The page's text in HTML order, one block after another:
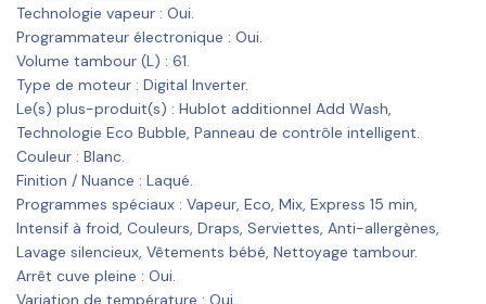
Technologie vapeur : Oui.
Programmateur électronique : Oui.
Volume tambour (L) : 61.
Type de moteur : Digital Inverter.
Le(s) plus-produit(s) : Hublot additionnel Add Wash,
Technologie Eco Bubble, Panneau de contrôle intelligent.
Couleur : Blanc.
Finition / Nuance : Laqué.
Programmes spéciaux : Vapeur, Eco, Mix, Express 15 min,
Intensif à froid, Couleurs, Draps, Serviettes, Anti-allergènes,
Lavage silencieux, Vêtements bébé, Nettoyage tambour.
Arrêt cuve pleine : Oui.
Variation de température : Oui.